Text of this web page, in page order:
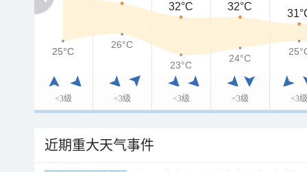
<3级 <3级 <3级 <3级 <3级
32°C
32°C
25°C
25°C
26°C
23°C
24°C
近期重大天气事件